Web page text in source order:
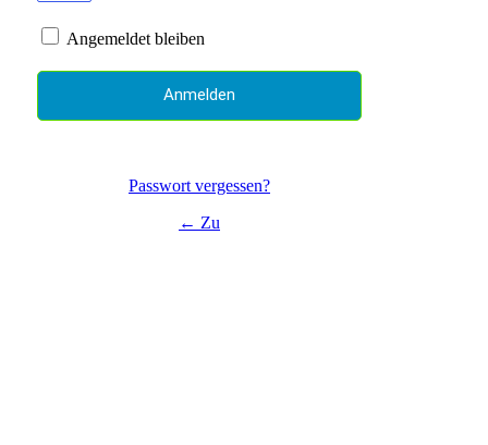
Angemeldet bleiben
Passwort vergessen?
← Zu